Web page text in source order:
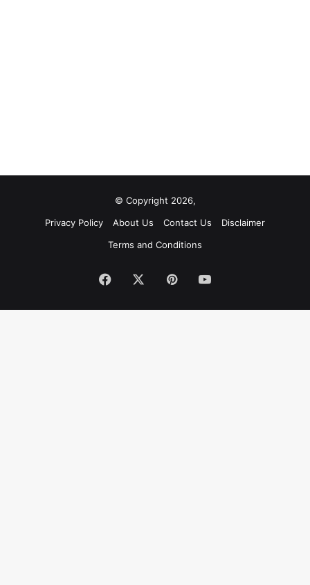
© Copyright 2026,
Privacy Policy
About Us Contact Us
Disclaimer
Terms and Conditions
Facebook PinterestYouTube